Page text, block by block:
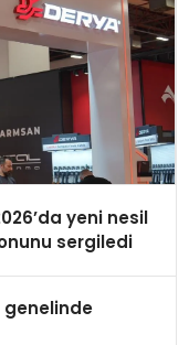
yeni nesil
sergiledi
genelinde